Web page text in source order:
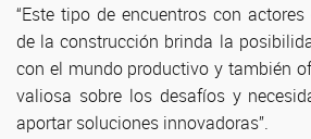
“Este tipo de encuentros con
de la construcción brinda la
con el mundo productivo y también
valiosa sobre los desafíos y
aportar soluciones innovadoras”.